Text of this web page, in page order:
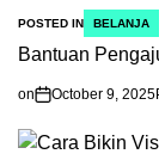
POSTED IN BELANJA
Bantuan
on October 9, 2025